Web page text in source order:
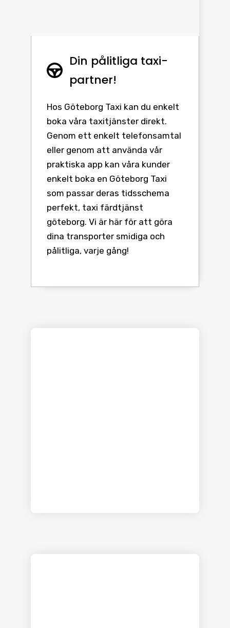
Din pålitliga taxi-
partner!
Hos Göteborg Taxi kan du enkelt
boka våra taxitjänster direkt.
Genom ett enkelt telefonsamtal
eller genom att använda vår
praktiska app kan våra kunder
enkelt boka en Göteborg Taxi
som passar deras tidsschema
perfekt, taxi färdtjänst
göteborg. Vi är här för att göra
dina transporter smidiga och
pålitliga, varje gång!